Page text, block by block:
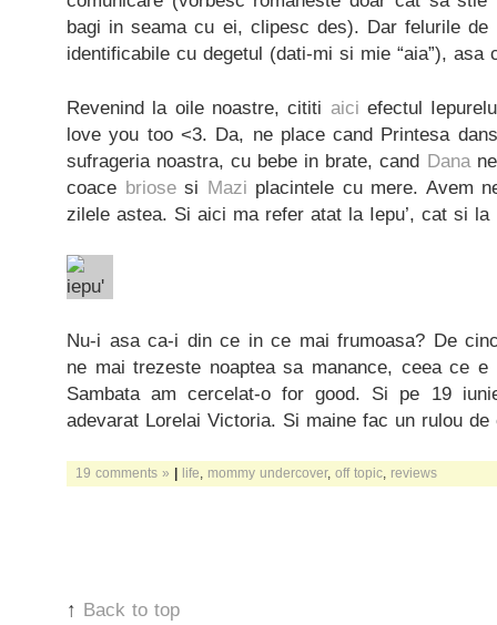
bagi in seama cu ei, clipesc des). Dar felurile de
identificabile cu degetul (dati-mi si mie “aia”), asa
Revenind la oile noastre, cititi aici efectul
love you too <3. Da, ne place cand Printesa
sufrageria noastra, cu bebe in brate, cand Danane
coace briosesi Mazi placintele cu mere. Avem
zilele astea. Si aici ma refer atat la Iepu’, cat si la
Nu-i asa ca-i din ce in ce mai frumoasa? De
ne mai trezeste noaptea sa manance, ceea ce
Sambata am cercelat-o for good. Si pe 19
adevarat Lorelai Victoria. Si maine fac un rulou
19 comments » | life mommy undercover, off topic reviews
↑ Back to top